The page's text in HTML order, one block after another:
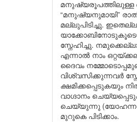
മനുഷ്യരൂപത്തിലുള്ള
“മനുഷ്യനുമായി”
മല്ലുപിടിച്ചു.
സ്നേഹിച്ചു.
എന്നാൽ നാം
ദൈവം
വിശ്വസിക്കുന്നവർ
ക്ഷമിക്കപ്പെടുകയും
വാഗ്ദാനം
ചെയ്യുന്നു
മുറുകെ പിടിക്കാം.